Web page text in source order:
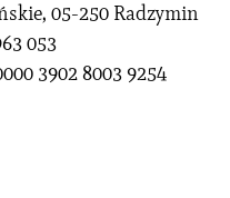
05-250 Radzymin
053
3902 8003 9254‬